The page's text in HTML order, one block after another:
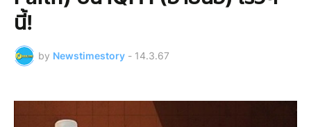
นี้!
by Newstimestory - 14.3.67